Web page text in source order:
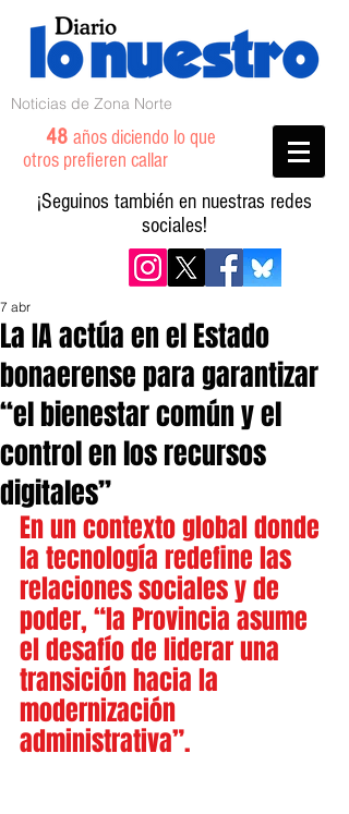
Noticias de Zona Norte
48 años diciendo lo que
otros prefieren callar
¡Seguinos también en nuestras redes
sociales!
La IA actúa en el Estado
bonaerense para garantizar
“el bienestar común y el
control en los recursos
digitales”
7 abr
En un contexto global donde
la tecnología redefine las
relaciones sociales y de
poder, “la Provincia asume
el desafío de liderar una
transición hacia la
modernización
administrativa”.